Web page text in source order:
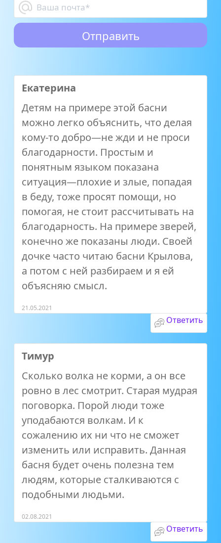
Екатерина
Детям на примере этой басни
можно легко объяснить, что делая
кому-то добро—не жди и не проси
благодарности. Простым и
понятным языком показана
ситуация—плохие и злые, попадая
в беду, тоже просят помощи, но
помогая, не стоит рассчитывать на
благодарность. На примере зверей,
конечно же показаны люди. Своей
дочке часто читаю басни Крылова,
а потом с ней разбираем и я ей
объясняю смысл.
21.05.2021
Ответить
Тимур
Сколько волка не корми, а он все
ровно в лес смотрит. Старая мудрая
поговорка. Порой люди тоже
уподабаются волкам. И к
сожалению их ни что не сможет
изменить или исправить. Данная
басня будет очень полезна тем
людям, которые сталкиваются с
подобными людьми.
02.08.2021
Ответить